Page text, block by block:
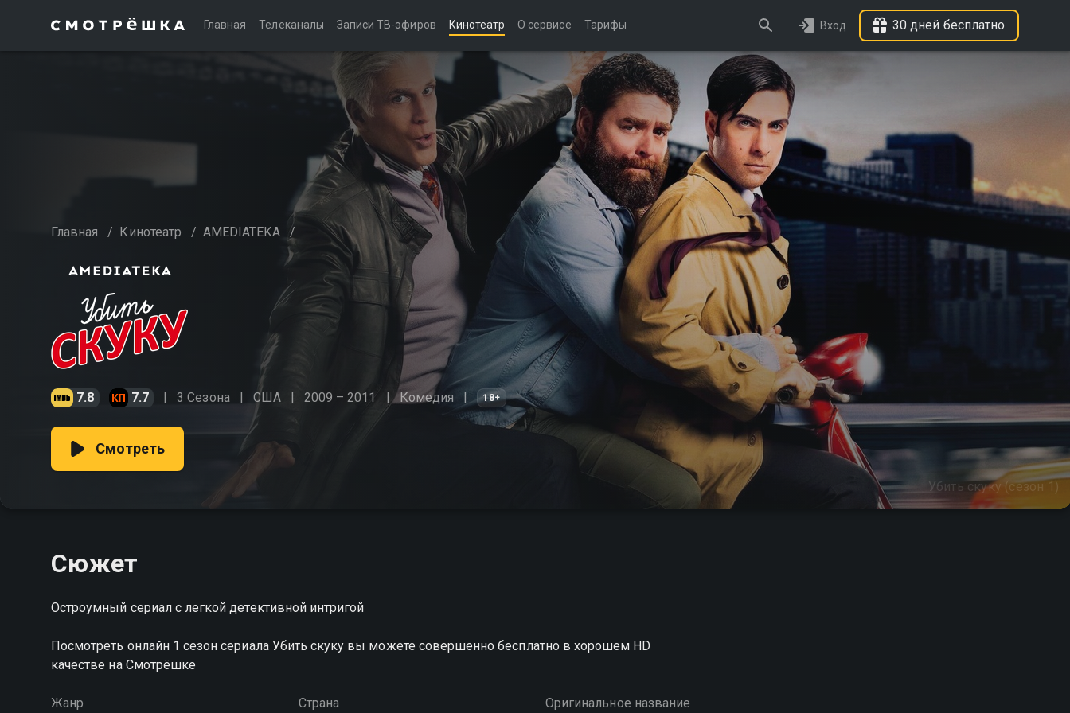
Главная Телеканалы Записи ТВ-эфиров Кинотеатр О сервисе Тарифы Вход 30 дней бесплатно
Главная / Кинотеатр / AMEDIATEKA /
7.8 7.7 3 Сезона США 2009 – 2011 Комедия 18+
Убить скуку (сезон 1)
Смотреть
Сюжет
Остроумный сериал с легкой детективной интригой
Посмотреть онлайн 1 сезон сериала Убить скуку вы можете совершенно бесплатно в хорошем HD
качестве на Смотрёшке
Жанр Страна Оригинальное название